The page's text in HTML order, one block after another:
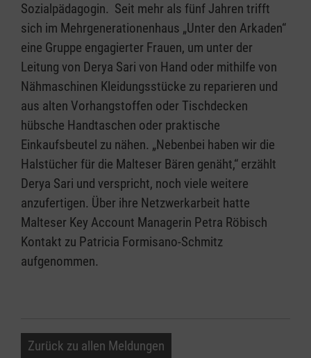
Sozialpädagogin. Seit mehr als fünf Jahren trifft
sich im Mehrgenerationenhaus „Unter den Arkaden“
eine Gruppe engagierter Frauen, um unter der
Leitung von Derya Sari von Hand oder mithilfe von
Nähmaschinen Kleidungsstücke zu reparieren und
aus alten Vorhangstoffen oder Tischdecken
hübsche Handtaschen oder praktische
Einkaufsbeutel zu nähen. „Nebenbei haben wir die
Halstücher für die Malteser Bären genäht,“ erzählt
Derya Sari und verspricht, noch viele weitere
anzufertigen. Über ihre Netzwerkarbeit hatte
Malteser Key Account Managerin Petra Röbisch
Kontakt zu Patricia Formisano-Schmitz
aufgenommen.
Zurück zu allen Meldungen